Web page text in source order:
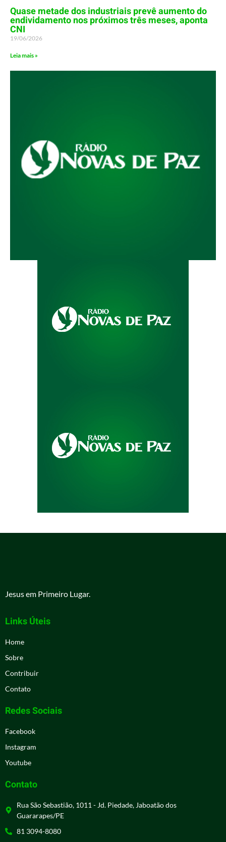
Quase metade dos industriais prevê aumento do
endividamento nos próximos três meses, aponta
CNI
19/06/2026
Leia mais »
Jesus em Primeiro Lugar.
Links Úteis
Home
Sobre
Contribuir
Contato
Redes Sociais
Facebook
Instagram
Youtube
Contato
Rua São Sebastião, 1011 - Jd. Piedade, Jaboatão dos
Guararapes/PE
81 3094-8080